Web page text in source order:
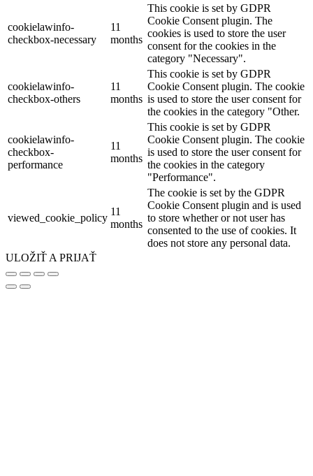
cookielawinfo-
checkbox-necessary
11
months
This cookie is set by GDPR
Cookie Consent plugin. The
cookies is used to store the user
consent for the cookies in the
category "Necessary".
cookielawinfo-
checkbox-others
11
months
This cookie is set by GDPR
Cookie Consent plugin. The cookie
is used to store the user consent for
the cookies in the category "Other.
cookielawinfo-
checkbox-
performance
11
months
This cookie is set by GDPR
Cookie Consent plugin. The cookie
is used to store the user consent for
the cookies in the category
"Performance".
viewed_cookie_policy
11
months
The cookie is set by the GDPR
Cookie Consent plugin and is used
to store whether or not user has
consented to the use of cookies. It
does not store any personal data.
ULOŽIŤ A PRIJAŤ